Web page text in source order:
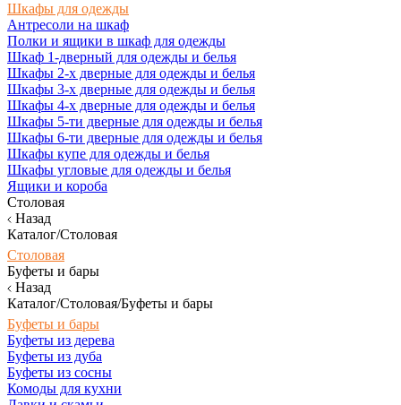
Шкафы для одежды
Антресоли на шкаф
Полки и ящики в шкаф для одежды
Шкаф 1-дверный для одежды и белья
Шкафы 2-х дверные для одежды и белья
Шкафы 3-х дверные для одежды и белья
Шкафы 4-х дверные для одежды и белья
Шкафы 5-ти дверные для одежды и белья
Шкафы 6-ти дверные для одежды и белья
Шкафы купе для одежды и белья
Шкафы угловые для одежды и белья
Ящики и короба
Столовая
Назад
Каталог/Столовая
Столовая
Буфеты и бары
Назад
Каталог/Столовая/Буфеты и бары
Буфеты и бары
Буфеты из дерева
Буфеты из дуба
Буфеты из сосны
Комоды для кухни